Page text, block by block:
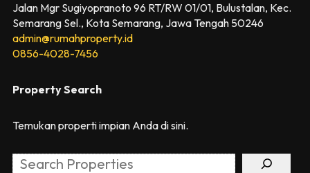
Jalan Mgr Sugiyopranoto 96 RT/RW 01/01, Bulustalan, Kec.
Semarang Sel., Kota Semarang, Jawa Tengah 50246
admin@rumahproperty.id
0856-4028-7456
Property Search
Temukan properti impian Anda di sini.
Search